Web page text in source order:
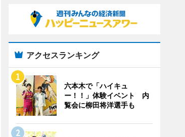
アクセスランキング
六本木で「ハイキュ
ー！！」体験イベント 内
覧会に柳田将洋選手も